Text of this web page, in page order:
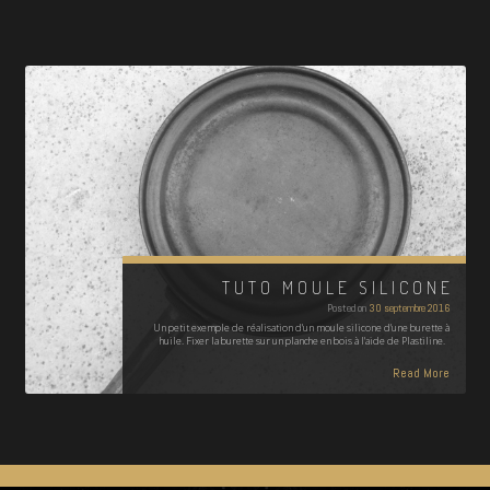
TUTO MOULE SILICONE
Posted on 30 septembre 2016
Un petit exemple de réalisation d'un moule silicone d'une burette à
huile. Fixer la burette sur un planche en bois à l'aide de Plastiline.
Read More